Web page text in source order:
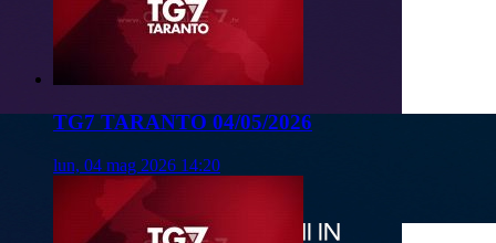
TG7 TARANTO 04/05/2026
lun, 04 mag 2026 14:20